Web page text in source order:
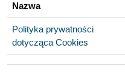
Nazwa
Polityka prywatności
dotycząca Cookies